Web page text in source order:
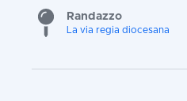
Randazzo
La via regia diocesana